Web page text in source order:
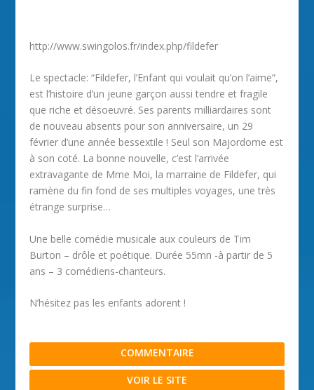
http://www.swingolos.fr/index.php/fildefer
Le spectacle: “Fildefer, l’Enfant qui voulait qu’on l’aime”,
est l’histoire d’un jeune garçon aussi tendre et fragile
que riche et désoeuvré. Ses parents milliardaires sont
de nouveau absents pour son anniversaire, un 29
février d’une année bessextile ! Seul son Majordome est
à son coté. La bonne nouvelle, c’est l’arrivée
extravagante de Mme Moi, la marraine de Fildefer, qui
ramène du fin fond de ses multiples voyages, une très
étrange surprise…
Une belle comédie musicale aux couleurs de Tim
Burton – drôle et poétique. Durée 55mn -à partir de 5
ans – 3 comédiens-chanteurs.
N’hésitez pas les enfants adorent !
COMMENTAIRE
VOIR LE SITE